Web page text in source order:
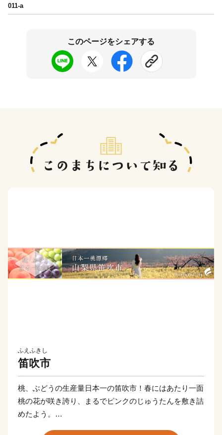
011-a
このページをシェアする
ふえふきし
笛吹市
桃、ぶどうの生産量日本一の笛吹市！春にはあたり一面
桃の花が咲き誇り、まるでピンクのじゅうたんを敷き詰
めたよう。